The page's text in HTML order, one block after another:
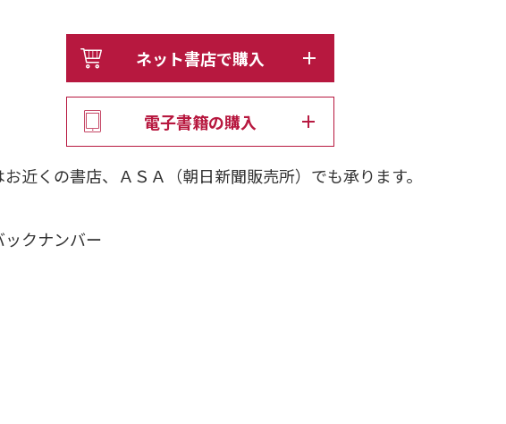
ネット書店で購入
電子書籍の購入
お近くの書店、ＡＳＡ（朝日新聞販売所）でも承ります。
ックナンバー